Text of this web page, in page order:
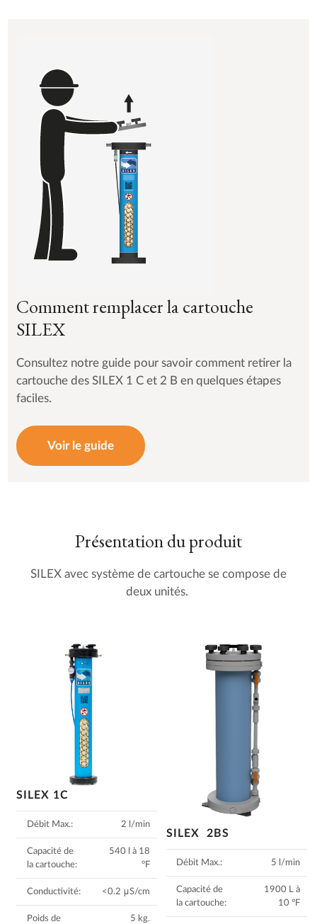
Comment remplacer la cartouche
SILEX
Consultez notre guide pour savoir comment retirer la
cartouche des SILEX 1 C et 2 B en quelques étapes
faciles.
Voir le guide
Présentation du produit
SILEX avec système de cartouche se compose de
deux unités.
SILEX 1C
Débit Max.: 2 l/min
Capacité de
la cartouche:
540 l à 18
°F
Conductivité: <0.2 μS/cm
Poids de
5 kg.
SILEX 2BS
Débit Max.: 5 l/min
Capacité de
la cartouche:
1900 L à
10 °F